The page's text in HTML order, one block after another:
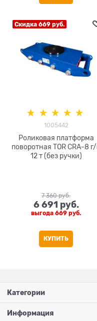
Скидка 669 руб.
1005442
Роликовая платформа
поворотная TOR CRA-8
12 т (без ручки)
7 360 руб.
6 691 руб.
выгода 669 руб.
КУПИТЬ
Категории
Информация